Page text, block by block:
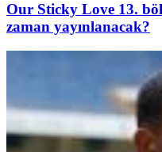
Our Sticky Love 13.
zaman yayınlanacak?